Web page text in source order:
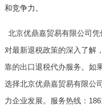
和竞争力。
北京优鼎嘉贸易有限公司
对最新退税政策的深入了解
靠的出口退税代办服务。如
选择北京优鼎嘉贸易有限公
力企业发展。服务热线：